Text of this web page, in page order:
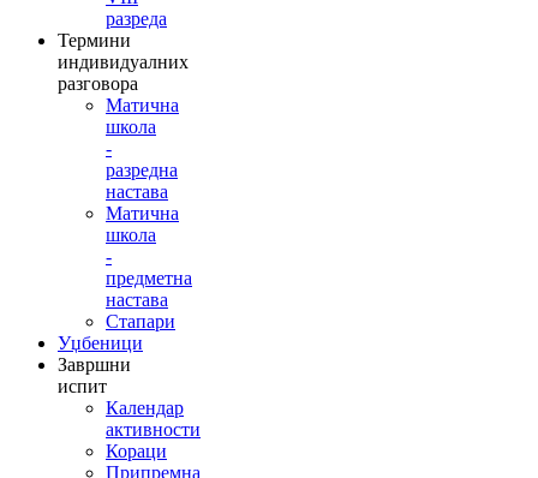
разреда
Термини
индивидуалних
разговора
Матична
школа
-
разредна
настава
Матична
школа
-
предметна
настава
Стапари
Уџбеници
Завршни
испит
Календар
активности
Кораци
Припремна